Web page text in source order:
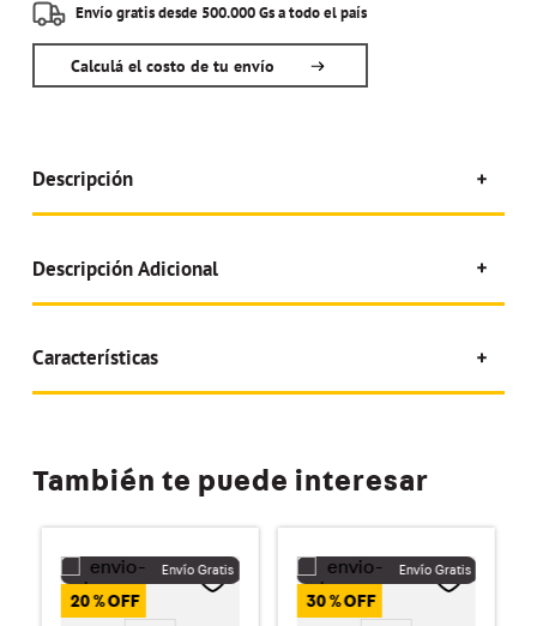
Envío gratis desde 500.000 Gs a todo el país
Calculá el costo de tu envío
Descripción
Descripción Adicional
Características
También te puede interesar
20 % 30 %